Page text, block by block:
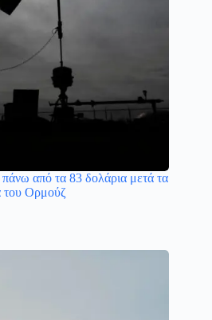
πάνω από τα 83 δολάρια μετά τα
του Ορμούζ